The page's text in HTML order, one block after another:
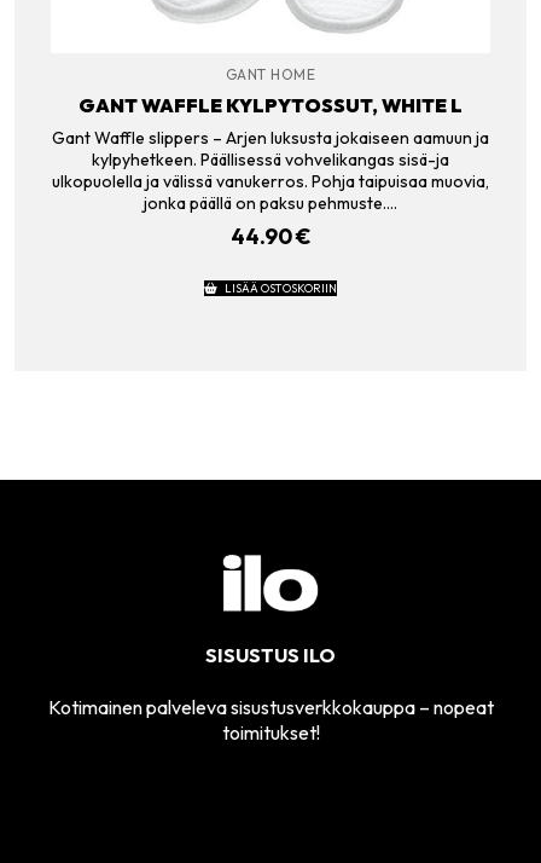
GANT HOME
GANT WAFFLE KYLPYTOSSUT, WHITE L
Gant Waffle slippers – Arjen luksusta jokaiseen aamuun ja
kylpyhetkeen. Päällisessä vohvelikangas sisä-ja
ulkopuolella ja välissä vanukerros. Pohja taipuisaa muovia,
jonka päällä on paksu pehmuste.…
44.90€
LISÄÄ OSTOSKORIIN
SISUSTUS ILO
Kotimainen palveleva sisustusverkkokauppa – nopeat
toimitukset!